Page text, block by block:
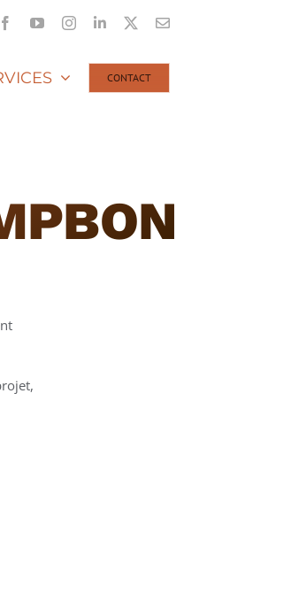
FacebookYouTubeInstagramLinkedIn Email
CONTACT